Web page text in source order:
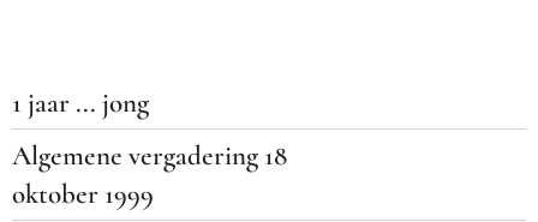
1 jaar ... jong
Algemene vergadering 18
oktober 1999